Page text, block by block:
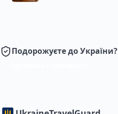
Подорожуєте до України?